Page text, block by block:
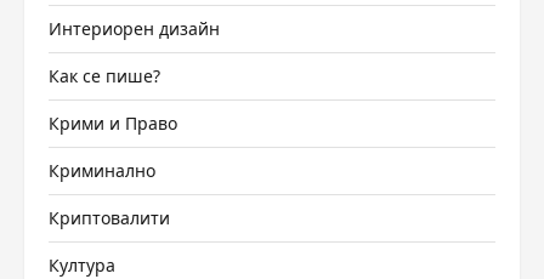
Интериорен дизайн
Как се пише?
Крими и Право
Криминално
Криптовалити
Култура